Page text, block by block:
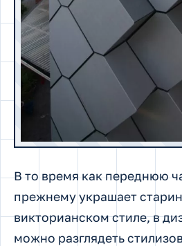
В то время как переднюю
прежнему украшает
викторианском стиле, в
можно разглядеть